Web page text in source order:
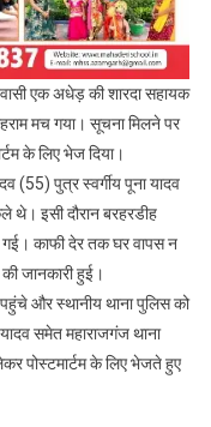
एक अधेड़ की शारदा सहायक
मच गया। सूचना मिलने पर
के लिए भेज दिया।
(55) पुत्र स्वर्गीय पूना यादव
थे। इसी दौरान बरहरडीह
गई। काफी देर तक घर वापस न
जानकारी हुई।
और स्थानीय थाना पुलिस को
समेत महाराजगंज थाना
पोस्टमार्टम के लिए भेजते हुए